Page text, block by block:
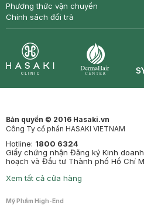
Phương thức vận chuyển
Chính sách đổi trả
Bản quyền © 2016 Hasaki.vn
Công Ty cổ phần HASAKI VIETNAM
Hotline: 1800 6324
Giấy chứng nhận Đăng ký Kinh
hoạch và Đầu tư Thành phố Hồ Chí
Xem tất cả cửa hàng
Mỹ Phẩm High-End